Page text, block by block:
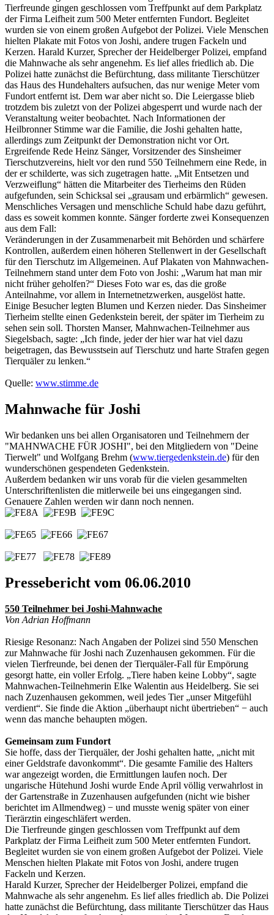
Tierfreunde gingen geschlossen vom Treffpunkt auf dem Parkplatz
der Firma Leifheit zum 500 Meter entfernten Fundort. Begleitet
wurden sie von einem großen Aufgebot der Polizei. Viele Menschen
hielten Plakate mit Fotos von Joshi, andere trugen Fackeln und
Kerzen. Harald Kurzer, Sprecher der Heidelberger Polizei, empfand
die Mahnwache als sehr angenehm. Es lief alles friedlich ab. Die
Polizei hatte zunächst die Befürchtung, dass militante Tierschützer
das Haus des Hundehalters aufsuchen, das nur wenige Meter vom
Fundort entfernt ist. Dem war aber nicht so. Die Leiergasse blieb
trotzdem bis zuletzt von der Polizei abgesperrt und wurde nach der
Veranstaltung weiter beobachtet. Nach Informationen der
Heilbronner Stimme war die Familie, die Joshi gehalten hatte,
allerdings zum Zeitpunkt der Demonstration nicht vor Ort.
Ergreifende Rede Heinz Sänger, Vorsitzender des Sinsheimer
Tierschutzvereins, hielt vor den rund 550 Teilnehmern eine Rede, in
der er schilderte, was sich zugetragen hatte. „Mit Entsetzen und
Verzweiflung“ hätten die Mitarbeiter des Tierheims den Rüden
aufgefunden, sein Schicksal sei „grausam und erbärmlich“ gewesen.
Menschliches Versagen und menschliche Schuld habe dazu geführt,
dass es soweit kommen konnte. Sänger forderte zwei Konsequenzen
aus dem Fall:
Veränderungen in der Zusammenarbeit mit Behörden und schärfere
Kontrollen, außerdem einen höheren Stellenwert in der Gesellschaft
für den Tierschutz im Allgemeinen. Auf Plakaten von Mahnwachen-
Teilnehmern stand unter dem Foto von Joshi: „Warum hat man mir
nicht früher geholfen?“ Dieses Foto war es, das die große
Anteilnahme, vor allem in Internetnetzwerken, ausgelöst hatte.
Einige Besucher legten Blumen und Kerzen nieder. Das Sinsheimer
Tierheim stellte einen Gedenkstein bereit, der später im Tierheim zu
sehen sein soll. Thorsten Manser, Mahnwachen-Teilnehmer aus
Siegelsbach, sagte: „Ich finde, jeder der hier war hat viel dazu
beigetragen, das Bewusstsein auf Tierschutz und harte Strafen gegen
Tierquäler zu lenken.“
Quelle: www.stimme.de
Mahnwache für Joshi
Wir bedanken uns bei allen Organisatoren und Teilnehmern der
"MAHNWACHE FÜR JOSHI", bei den Mitgliedern von "Deine
Tierwelt" und Wolfgang Brehm (www.tiergedenkstein.de) für den
wunderschönen gespendeten Gedenkstein.
Außerdem bedanken wir uns vorab für die vielen gesammelten
Unterschriftenlisten die mitlerweile bei uns eingegangen sind.
Genauere Zahlen werden wir dann noch nennen.
Pressebericht vom 06.06.2010
550 Teilnehmer bei Joshi-Mahnwache
Von Adrian Hoffmann
Riesige Resonanz: Nach Angaben der Polizei sind 550 Menschen
zur Mahnwache für Joshi nach Zuzenhausen gekommen. Für die
vielen Tierfreunde, bei denen der Tierquäler-Fall für Empörung
gesorgt hatte, ein voller Erfolg. „Tiere haben keine Lobby“, sagte
Mahnwachen-Teilnehmerin Elke Walentin aus Heidelberg. Sie sei
nach Zuzenhausen gekommen, weil jedes Tier „unser Mitgefühl
verdient“. Sie finde die Aktion „überhaupt nicht übertrieben“ − auch
wenn das manche behaupten mögen.
Gemeinsam zum Fundort
Sie hoffe, dass der Tierquäler, der Joshi gehalten hatte, „nicht mit
einer Geldstrafe davonkommt“. Die gesamte Familie des Halters
war angezeigt worden, die Ermittlungen laufen noch. Der
ungarische Hütehund Joshi wurde Ende April völlig verwahrlost in
der Gartenstraße in Zuzenhausen aufgefunden (nicht wie bisher
berichtet im Allmendweg) − und musste wenig später von einer
Tierärztin eingeschläfert werden.
Die Tierfreunde gingen geschlossen vom Treffpunkt auf dem
Parkplatz der Firma Leifheit zum 500 Meter entfernten Fundort.
Begleitet wurden sie von einem großen Aufgebot der Polizei. Viele
Menschen hielten Plakate mit Fotos von Joshi, andere trugen
Fackeln und Kerzen.
Harald Kurzer, Sprecher der Heidelberger Polizei, empfand die
Mahnwache als sehr angenehm. Es lief alles friedlich ab. Die Polizei
hatte zunächst die Befürchtung, dass militante Tierschützer das Haus